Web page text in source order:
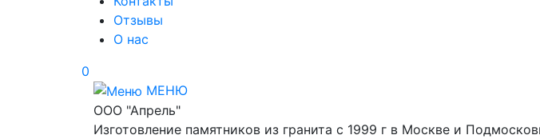
Отзывы
О нас
0
МЕНЮ
ООО "Апрель"
Изготовление памятников из гранита с 1999 г в Москве и